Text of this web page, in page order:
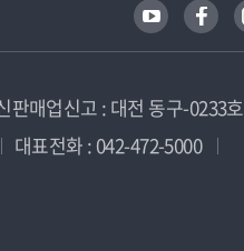
판매업신고 : 대전 동구-0233호
대표전화 : 042-472-5000